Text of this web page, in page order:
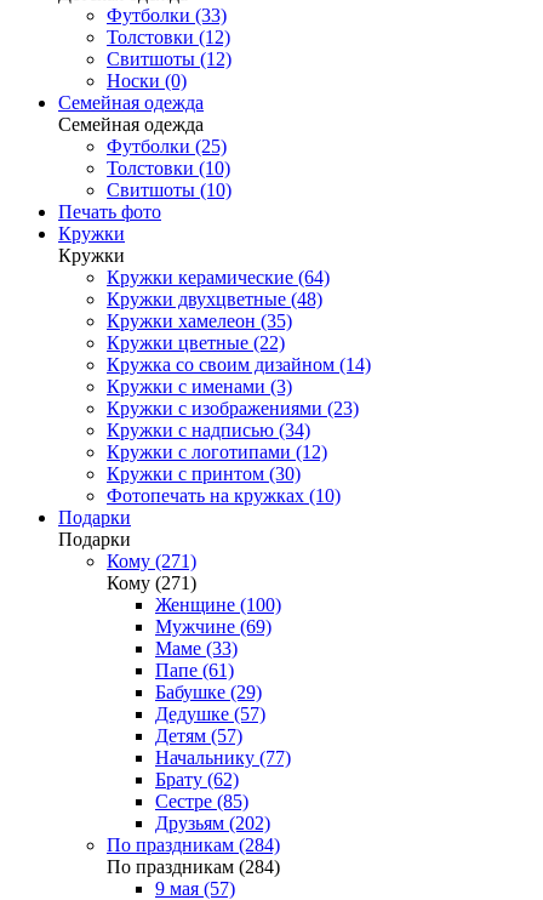
Футболки (33)
Толстовки (12)
Свитшоты (12)
Носки (0)
Семейная одежда
Семейная одежда
Футболки (25)
Толстовки (10)
Свитшоты (10)
Печать фото
Кружки
Кружки
Кружки керамические (64)
Кружки двухцветные (48)
Кружки хамелеон (35)
Кружки цветные (22)
Кружка со своим дизайном (14)
Кружки с именами (3)
Кружки с изображениями (23)
Кружки с надписью (34)
Кружки с логотипами (12)
Кружки с принтом (30)
Фотопечать на кружках (10)
Подарки
Подарки
Кому (271)
Кому (271)
Женщине (100)
Мужчине (69)
Маме (33)
Папе (61)
Бабушке (29)
Дедушке (57)
Детям (57)
Начальнику (77)
Брату (62)
Сестре (85)
Друзьям (202)
По праздникам (284)
По праздникам (284)
9 мая (57)